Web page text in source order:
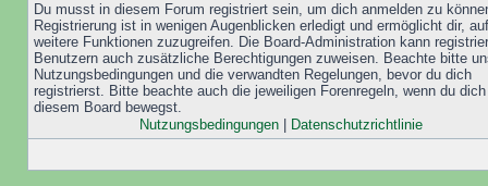
Du musst in diesem Forum registriert sein, um dich anmelden zu
Registrierung ist in wenigen Augenblicken erledigt und ermöglicht dir, auf
weitere Funktionen zuzugreifen. Die Board-Administration kann
Benutzern auch zusätzliche Berechtigungen zuweisen. Beachte bitte
Nutzungsbedingungen und die verwandten Regelungen, bevor du dich
registrierst. Bitte beachte auch die jeweiligen Forenregeln, wenn du
diesem Board bewegst.
Nutzungsbedingungen| Datenschutzrichtlinie